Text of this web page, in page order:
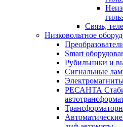
Связь,
Низковольтное
Smart
Рубильники и
Сигнальные
РЕСАНТА